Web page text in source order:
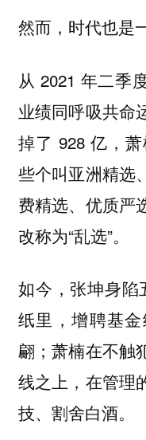
然而，时代也是
从 2021 年二季
业绩同呼吸共命
掉了 928 亿，
些个叫亚洲精选
费精选、优质严
改称为“乱选”。
如今，张坤身陷
纸里，增聘基
翩；萧楠在不触
线之上，在管理
技、割舍白酒。